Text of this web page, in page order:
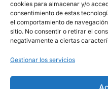
cookies para almacenar y/o
consentimiento de estas
el comportamiento de
sitio. No consentir o retirar el
negativamente a ciertas
Gestionar los servicios
peluquería.
Más de 15
años
abasteciendo
mejores
BARBERÍA
DE